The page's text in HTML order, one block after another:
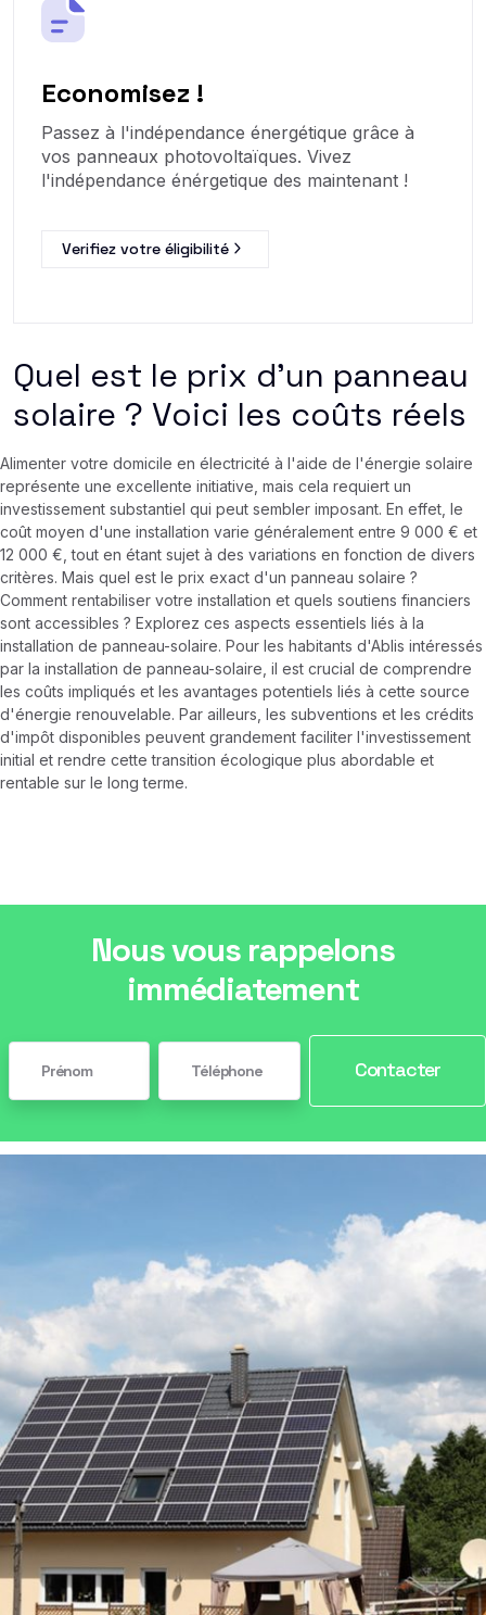
Economisez !
Passez à l'indépendance énergétique grâce à
vos panneaux photovoltaïques. Vivez
l'indépendance énérgetique des maintenant !
Verifiez votre éligibilité
Quel est le prix d'un panneau
solaire ? Voici les coûts réels
Alimenter votre domicile en électricité à l'aide de l'énergie solaire
représente une excellente initiative, mais cela requiert un
investissement substantiel qui peut sembler imposant. En effet, le
coût moyen d'une installation varie généralement entre 9 000 € et
12 000 €, tout en étant sujet à des variations en fonction de divers
critères. Mais quel est le prix exact d'un panneau solaire ?
Comment rentabiliser votre installation et quels soutiens financiers
sont accessibles ? Explorez ces aspects essentiels liés à la
installation de panneau-solaire. Pour les habitants d'Ablis intéressés
par la installation de panneau-solaire, il est crucial de comprendre
les coûts impliqués et les avantages potentiels liés à cette source
d'énergie renouvelable. Par ailleurs, les subventions et les crédits
d'impôt disponibles peuvent grandement faciliter l'investissement
initial et rendre cette transition écologique plus abordable et
rentable sur le long terme.
Nous vous rappelons
immédiatement
Contacter